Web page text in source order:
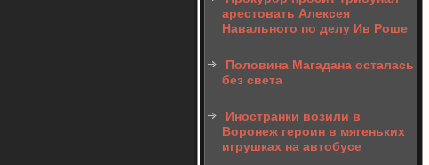
арестовать Алексея
Навального по делу Ив Роше
Половина Магадана осталась
без света
Иностранки возили в
Воронеж героин в мягеньких
игрушках на автобусе